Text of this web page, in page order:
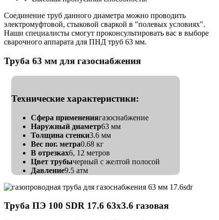
Соединение труб данного диаметра можно проводить
электромуфтовой, стыковой сваркой в "полевых условиях".
Наши специалисты смогут проконсультировать вас в выборе
сварочного аппарата для ПНД труб 63 мм.
Труба 63 мм для газоснабжения
Технические характеристики:
Сфера применениягазоснабжение
Наружный диаметр63 мм
Толщина стенки3.6 мм
Вес пог. метра0.68 кг
В отрезках6, 12 метров
Цвет трубычерный с желтой полосой
Давление9.5 атм
Труба ПЭ 100 SDR 17.6 63х3.6 газовая